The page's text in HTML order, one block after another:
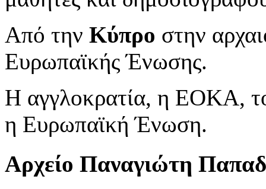
Από την Κύπρο στην
Ευρωπαϊκής Ένωσης.
Η αγγλοκρατία, η ΕΟΚΑ,
η Ευρωπαϊκή Ένωση.
Αρχείο Παναγιώτη